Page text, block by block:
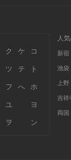
ク ケ コ
ツ テ ト
フ へ ホ
ユ ヨ
ヲ ン
人
新宿
池袋
上
吉祥
両国